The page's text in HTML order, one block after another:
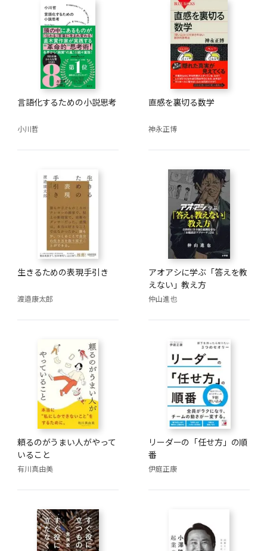
言語化するための小説思考
小川哲
直感を裏切る数学
神永正博
生きるための表現手引き
渡邉康太郎
アオアシに学ぶ「答えを教
えない」教え方
仲山進也
頼るのがうまい人がやって
いること
有川真由美
リーダーの「任せ方」の順
番
伊庭正康